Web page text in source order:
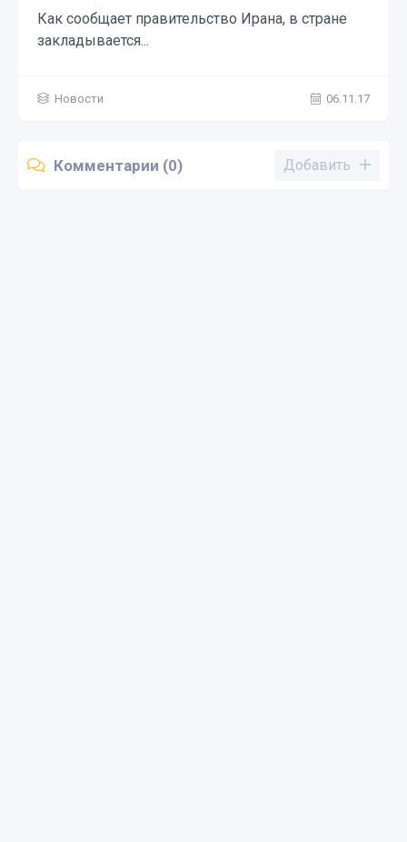
Как сообщает правительство Ирана, в стране
закладывается...
Новости 06.11.17
Комментарии (0) Добавить